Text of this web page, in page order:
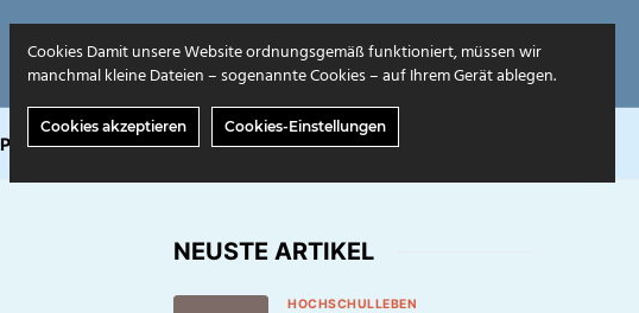
PRINT AUSGABEN ÜBER UNS
NEUSTE ARTIKEL
HOCHSCHULLEBEN
Cookies Damit unsere Website ordnungsgemäß funktioniert, müssen wir
manchmal kleine Dateien – sogenannte Cookies – auf Ihrem Gerät ablegen.
Cookies akzeptieren Cookies-Einstellungen